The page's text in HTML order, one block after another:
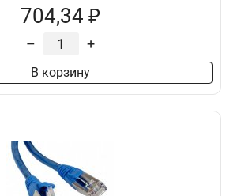
704,34 ₽
– +
В корзину